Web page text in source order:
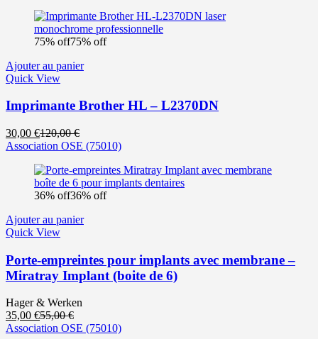
est :
110,00 €.
était :
395,00 €.
75% off75% off
Ajouter au panier
Quick View
Imprimante Brother HL – L2370DN
30,00 €Le
prix
est :
30,00 €.
120,00€Le
prix
était :
120,00 €.
Association OSE (75010)
36% off36% off
Ajouter au panier
Quick View
Porte-empreintes pour implants avec membrane –
Miratray Implant (boite de 6)
Hager & Werken
35,00 €Le
prix
55,00€Le
prix
Association OSE (75010)